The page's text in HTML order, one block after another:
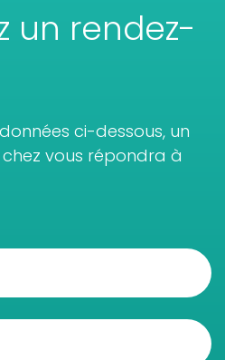
un rendez-
ci-dessous, un
vous répondra à